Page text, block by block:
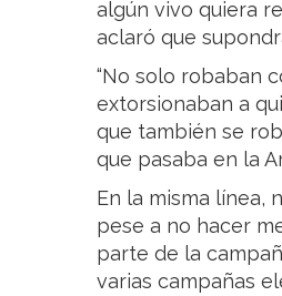
algún vivo quiera
aclaró que
“No solo robaban
extorsionaban a
que también se
que pasaba en la
En la misma línea,
pese a no hacer
parte de la
varias campañas